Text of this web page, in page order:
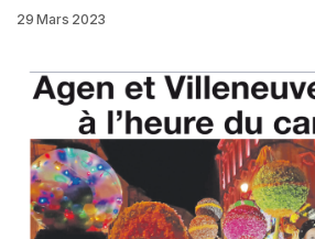
29 Mars 2023